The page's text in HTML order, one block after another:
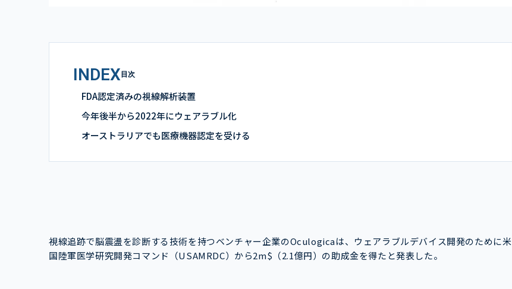
INDEX 目次
FDA認定済みの視線解析装置
今年後半から2022年にウェアラブル化
オーストラリアでも医療機器認定を受ける
視線追跡で脳震盪を診断する技術を持つベンチャー企業のOculogicaは、ウェアラブルデバイス開発のために米
国陸軍医学研究開発コマンド（USAMRDC）から2m$（2.1億円）の助成金を得たと発表した。